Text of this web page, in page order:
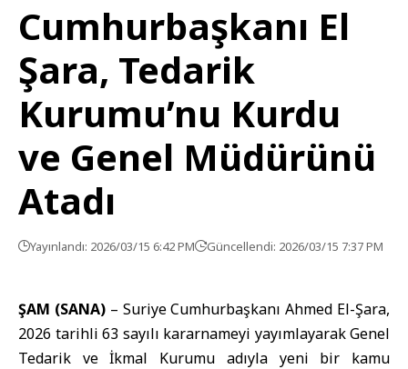
Cumhurbaşkanı El
Şara, Tedarik
Kurumu’nu Kurdu
ve Genel Müdürünü
Atadı
Yayınlandı: 2026/03/15 6:42 PM Güncellendi: 2026/03/15 7:37 PM
ŞAM (SANA) – Suriye Cumhurbaşkanı Ahmed El-Şara,
2026 tarihli 63 sayılı kararnameyi yayımlayarak Genel
Tedarik ve İkmal Kurumu adıyla yeni bir kamu